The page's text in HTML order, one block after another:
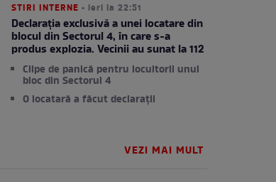
STIRI INTERNE • ieri la 22:51
Declarația exclusivă a unei locatare din
blocul din Sectorul 4, în care s-a
produs explozia. Vecinii au sunat la 112
Clipe de panică pentru locuitorii unui
bloc din Sectorul 4
O locatară a făcut declarații
VEZI MAI MULT